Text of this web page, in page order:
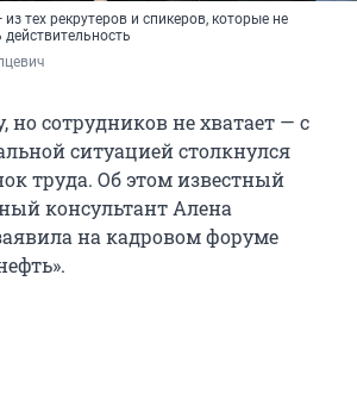
тех рекрутеров и спикеров, которые не
но сотрудников не хватает — с
ситуацией столкнулся
труда. Об этом известный
консультант Алена
на кадровом форуме